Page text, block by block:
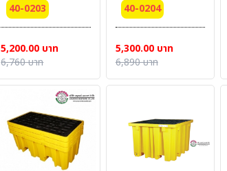
40-0203
5,200.00 บาท
6,760 บาท
40-0204
5,300.00 บาท
6,890 บาท